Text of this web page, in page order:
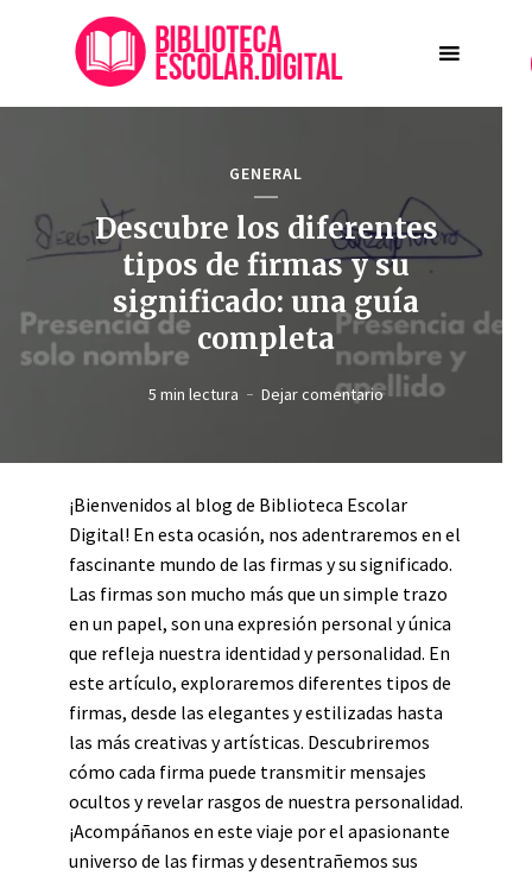
GENERAL
Descubre los diferentes
tipos de firmas y su
significado: una guía
completa
5 min lectura Dejar comentario
¡Bienvenidos al blog de Biblioteca Escolar
Digital! En esta ocasión, nos adentraremos en el
fascinante mundo de las firmas y su significado.
Las firmas son mucho más que un simple trazo
en un papel, son una expresión personal y única
que refleja nuestra identidad y personalidad. En
este artículo, exploraremos diferentes tipos de
firmas, desde las elegantes y estilizadas hasta
las más creativas y artísticas. Descubriremos
cómo cada firma puede transmitir mensajes
ocultos y revelar rasgos de nuestra personalidad.
¡Acompáñanos en este viaje por el apasionante
universo de las firmas y desentrañemos sus